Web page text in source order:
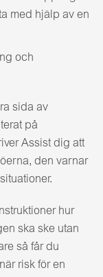
med hjälp av en
och
sida av
på
Assist dig att
den varnar
hur
ska ske utan
så får du
risk för en